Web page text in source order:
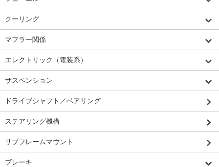
クーリング
マフラー関係
エレクトリック（電装系）
サスペンション
ドライブシャフト／ベアリング
ステアリング機構
サブフレームマウント
ブレーキ